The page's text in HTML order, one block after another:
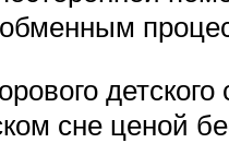
детского
сне ценой